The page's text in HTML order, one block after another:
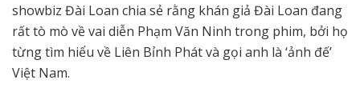
showbiz Đài Loan chia sẻ rằng khán giả Đài Loan đang
rất tò mò về vai diễn Phạm Văn Ninh trong phim, bởi họ
từng tìm hiểu về Liên Bỉnh Phát và gọi anh là ‘ảnh đế’
Việt Nam.